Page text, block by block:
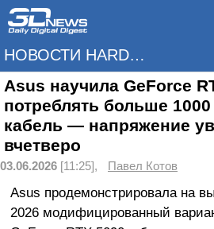
НОВОСТИ HARDWARE
Asus научила GeForce
потреблять больше
кабель — напряжение
вчетверо
03.06.2026 [11:25], Павел Котов
Asus продемонстрировала на
2026 модифицированный